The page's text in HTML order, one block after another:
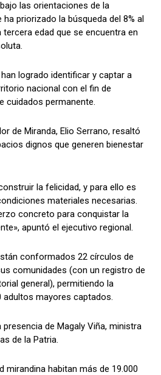
las orientaciones de la
ha priorizado la búsqueda del 8% al
tercera edad que se encuentra en
logrado identificar y captar a
nacional con el fin de
cuidados permanente.
de Miranda, Elio Serrano, resaltó
dignos que generen bienestar
la felicidad, y para ello es
materiales necesarias.
concreto para conquistar la
apuntó el ejecutivo regional.
conformados 22 círculos de
comunidades (con un registro de
general), permitiendo la
adultos mayores captados.
de Magaly Viña, ministra
de la Patria.
mirandina habitan más de 19.000